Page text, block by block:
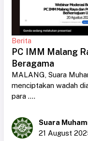
Berita
PC IMM Malang
Beragama
MALANG, Suara
menciptakan wadah
para ....
Suara
21 August